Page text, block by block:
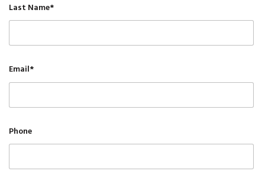
Last Name*
Email*
Phone